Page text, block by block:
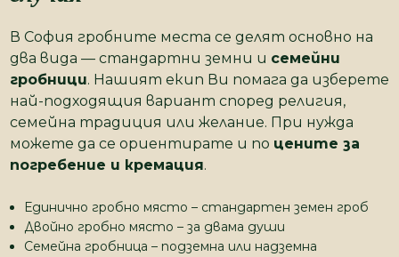
В София гробните места се делят основно на
два вида — стандартни земни и семейни
гробници. Нашият екип Ви помага да изберете
най-подходящия вариант според религия,
семейна традиция или желание. При нужда
можете да се ориентирате и по цените за
погребение и кремация.
Единично гробно място – стандартен земен гроб
Двойно гробно място – за двама души
Семейна гробница – подземна или надземна